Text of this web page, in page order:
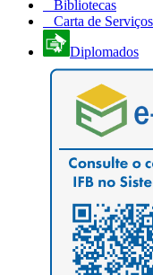
Bibliotecas
Carta de
Diplomados